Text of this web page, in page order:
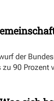
der
90 Prozent